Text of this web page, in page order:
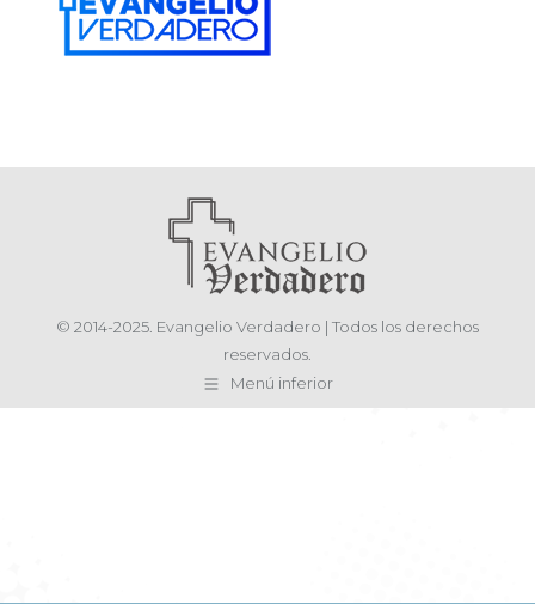
© 2014-2025. Evangelio Verdadero | Todos los derechos
reservados.
Menú inferior